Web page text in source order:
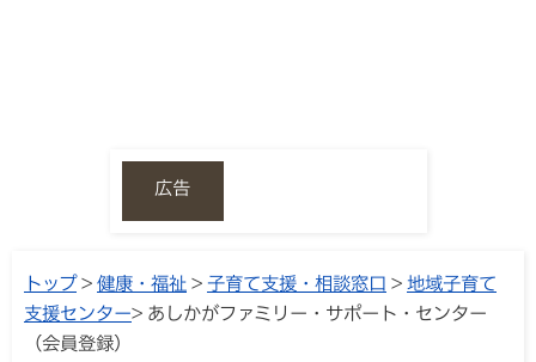
広告
トップ> 健康・福祉 > 子育て支援・相談窓口 > 地域子育て
支援センター> あしかがファミリー・サポート・センター
（会員登録）